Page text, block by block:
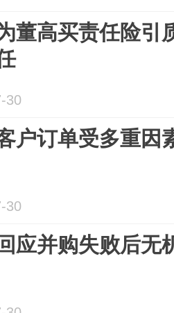
董高买责任险引
30
户订单受多重因
30
应并购失败后无